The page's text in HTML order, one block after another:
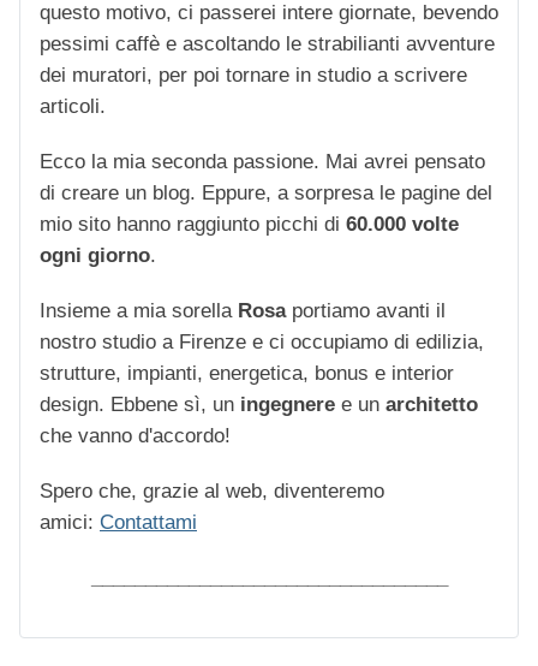
questo motivo, ci passerei intere giornate, bevendo
pessimi caffè e ascoltando le strabilianti avventure
dei muratori, per poi tornare in studio a scrivere
articoli.
Ecco la mia seconda passione. Mai avrei pensato
di creare un blog. Eppure, a sorpresa le pagine del
mio sito hanno raggiunto picchi di 60.000 volte
ogni giorno.
Insieme a mia sorella Rosaportiamo avanti il
nostro studio a Firenze e ci occupiamo di edilizia,
strutture, impianti, energetica, bonus e interior
design. Ebbene sì, un ingegnere e un architetto
che vanno d'accordo!
Spero che, grazie al web, diventeremo
amici: Contattami